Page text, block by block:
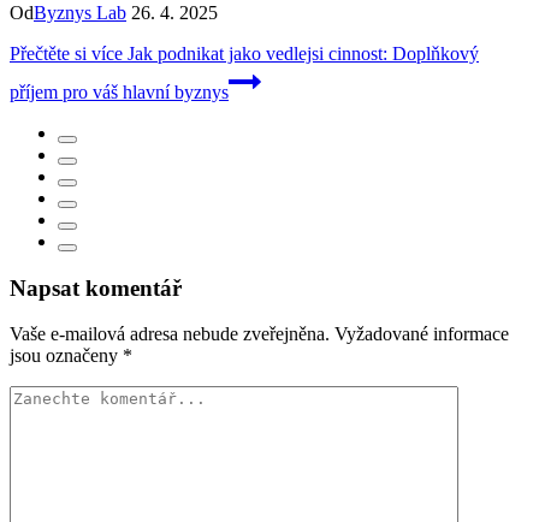
OdByznys Lab 26. 4. 2025
Přečtěte si více Jak podnikat jako vedlejsi cinnost: Doplňkový
příjem pro váš hlavní byznys
Napsat komentář
Vaše e-mailová adresa nebude zveřejněna. Vyžadované informace
jsou označeny *